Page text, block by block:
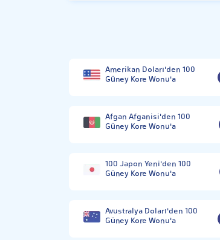
Amerikan Doları'den 100
Güney Kore Wonu'a
Afgan Afganisi'den 100
Güney Kore Wonu'a
100 Japon Yeni'den 100
Güney Kore Wonu'a
Avustralya Doları'den 100
Güney Kore Wonu'a